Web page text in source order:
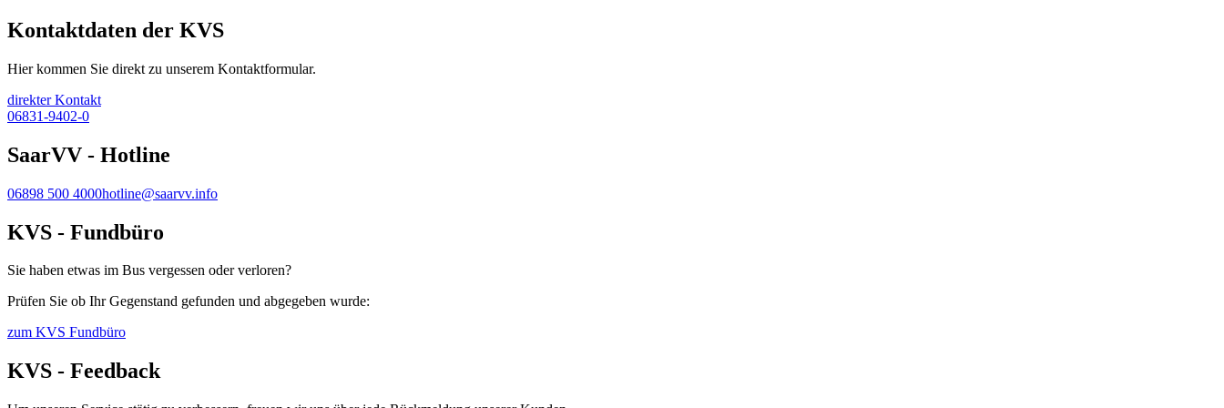
Kontaktdaten der KVS
Hier kommen Sie direkt zu unserem Kontaktformular.
direkter Kontakt
06831-9402-0
SaarVV - Hotline
06898 500 4000hotline@saarvv.info
KVS - Fundbüro
Sie haben etwas im Bus vergessen oder verloren?
Prüfen Sie ob Ihr Gegenstand gefunden und abgegeben wurde:
zum KVS Fundbüro
KVS - Feedback